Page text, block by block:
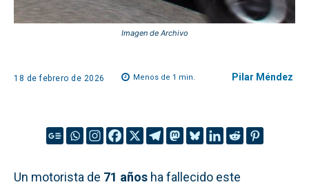
Imagen de Archivo
18 de febrero de 2026 Menos de 1 min. Pilar Méndez
Un motorista de 71 años ha fallecido este